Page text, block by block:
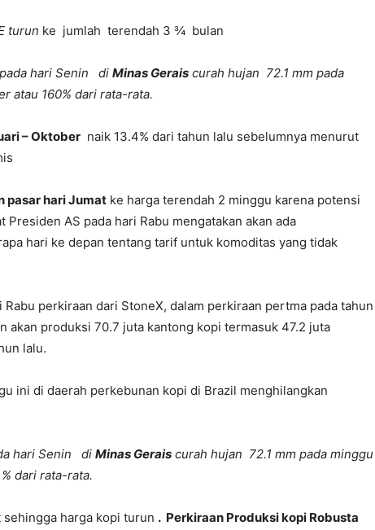
turun ke jumlah terendah 3 ¾ bulan
pada hari Senin di Minas Gerais curah hujan 72.1 mm pada
atau 160% dari rata-rata.
– Oktober naik 13.4% dari tahun lalu sebelumnya menurut
pasar hari Jumat ke harga terendah 2 minggu karena potensi
AS pada hari Rabu mengatakan akan ada
hari ke depan tentang tarif untuk komoditas yang tidak
perkiraan dari StoneX, dalam perkiraan pertma pada tahun
akan produksi 70.7 juta kantong kopi termasuk 47.2 juta
lalu.
ini di daerah perkebunan kopi di Brazil menghilangkan
hari Senin di Minas Gerais curah hujan 72.1 mm pada minggu
dari rata-rata.
harga kopi turun . Perkiraan Produksi kopi Robusta